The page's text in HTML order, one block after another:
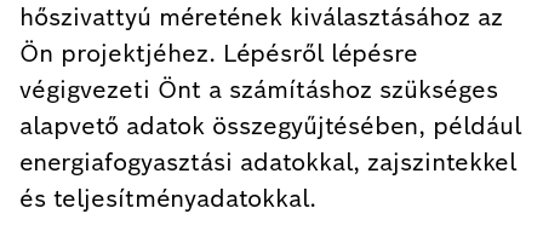
hőszivattyú méretének kiválasztásához az
Ön projektjéhez. Lépésről lépésre
végigvezeti Önt a számításhoz szükséges
alapvető adatok összegyűjtésében, például
energiafogyasztási adatokkal, zajszintekkel
és teljesítményadatokkal.